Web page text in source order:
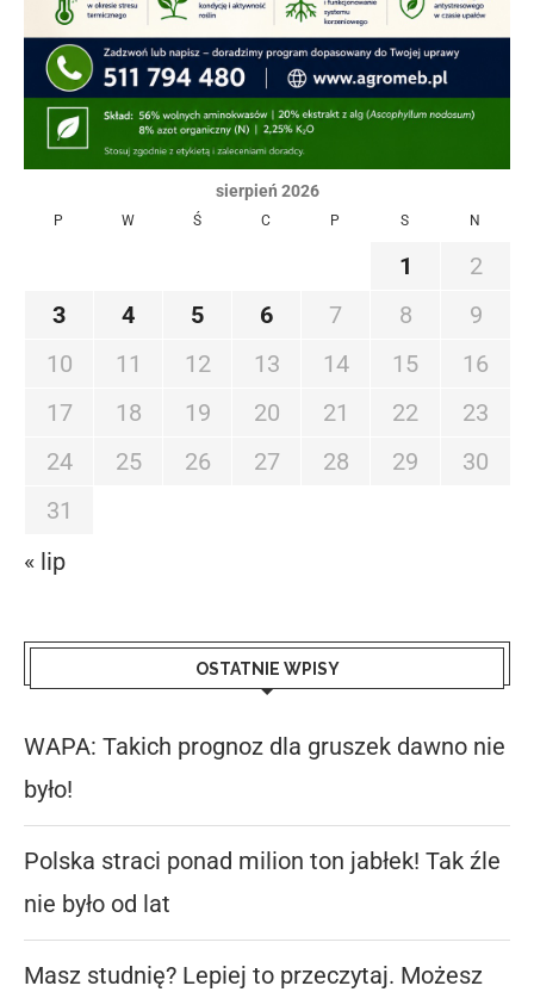
sierpień 2026
P W Ś C P S N
1
2
3
4 5 6 7 8
9
10
11 12 13 14 15
16
17
18 19 20 21 22
23
24
25 26 27 28 29
30
31
« lip
OSTATNIE WPISY
WAPA: Takich prognoz dla gruszek dawno nie
było!
Polska straci ponad milion ton jabłek! Tak źle
nie było od lat
Masz studnię? Lepiej to przeczytaj. Możesz